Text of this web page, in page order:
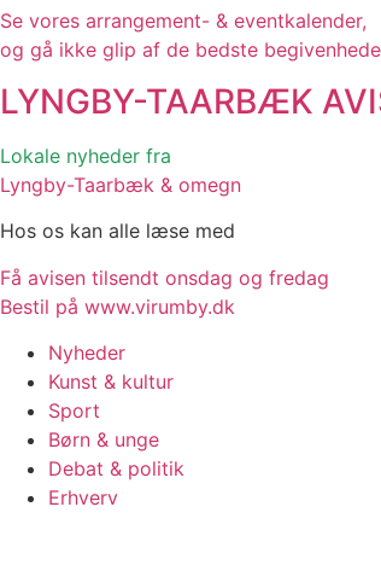
Se vores arrangement- & eventkalender,
og gå ikke glip af de bedste
LYNGBY-TAARBÆK
Lokale nyheder fra
Lyngby-Taarbæk & omegn
Hos os kan alle læse med
Få avisen tilsendt onsdag og fredag
Bestil på www.virumby.dk
Nyheder
Kunst & kultur
Sport
Børn & unge
Debat & politik
Erhverv